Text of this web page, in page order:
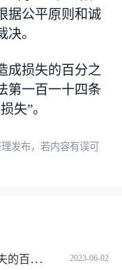
据公平原则和诚
。
成损失的百分之
第一百一十四条
失”。
发布，若内容有误可
2023-06-02
么办？